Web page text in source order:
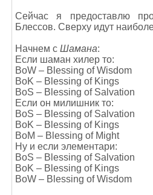
Сейчас я предоставлю
Блессов. Сверху идут
Начнем с Шамана:
Если шаман хилер то:
BoW – Blessing of Wisdom
BoK – Blessing of Kings
BoS – Blessing of Salvation
Если он милишник то:
BoS – Blessing of Salvation
BoK – Blessing of Kings
BoM – Blessing of Might
Ну и если элементари:
BoS – Blessing of Salvation
BoK – Blessing of Kings
BoW – Blessing of Wisdom